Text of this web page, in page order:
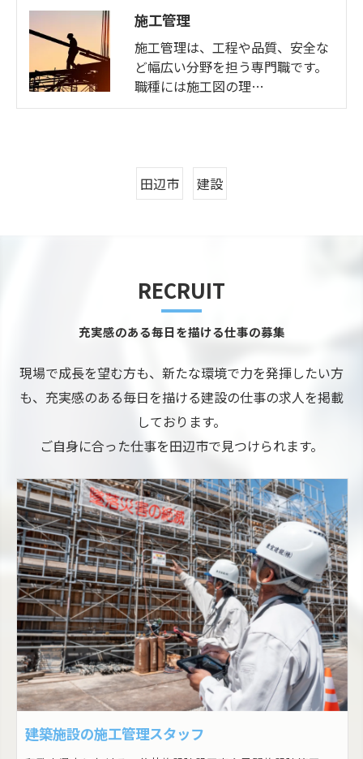
施工管理
施工管理は、工程や品質、安全な
ど幅広い分野を担う専門職です。
職種には施工図の理…
田辺市 建設
RECRUIT
充実感のある毎日を描ける仕事の募集
現場で成長を望む方も、新たな環境で力を発揮したい方
も、充実感のある毎日を描ける建設の仕事の求人を掲載
しております。
ご自身に合った仕事を田辺市で見つけられます。
建築施設の施工管理スタッフ